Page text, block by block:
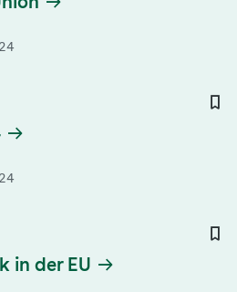
in der EU